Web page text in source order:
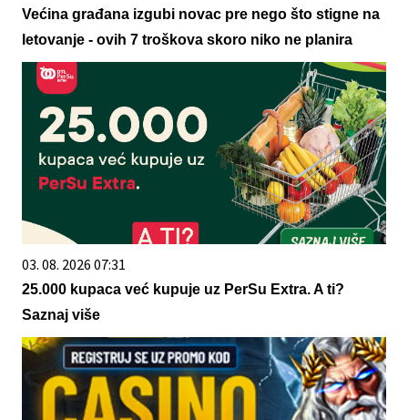
Većina građana izgubi novac pre nego što stigne na
letovanje - ovih 7 troškova skoro niko ne planira
03. 08. 2026 07:31
25.000 kupaca već kupuje uz PerSu Extra. A ti?
Saznaj više